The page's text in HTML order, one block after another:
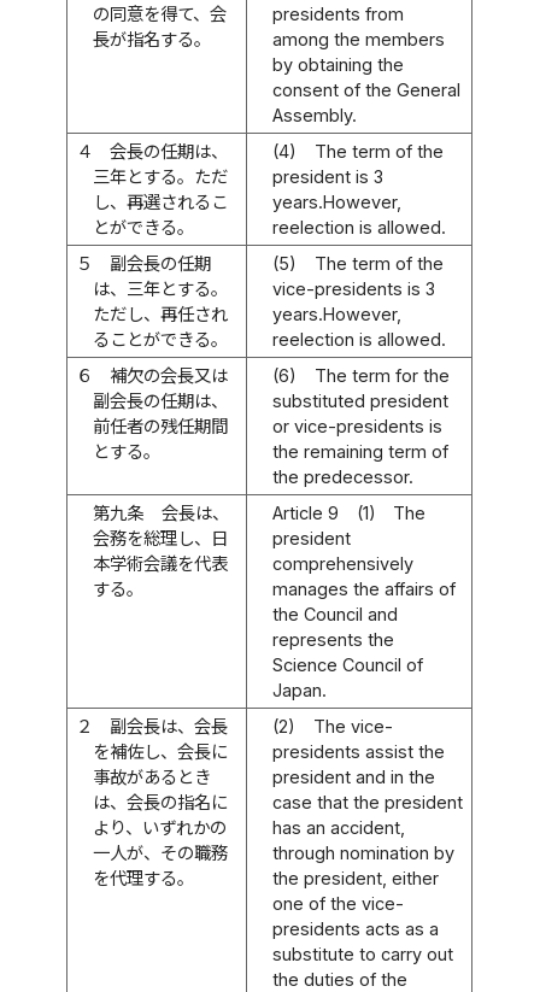
の同意を得て、会
長が指名する。
presidents from
among the members
by obtaining the
consent of the General
Assembly.
４
会長の任期は、
三年とする。ただ
し、再選されるこ
とができる。
(4)
The term of the
president is 3
years.However,
reelection is allowed.
５
副会長の任期
は、三年とする。
ただし、再任され
ることができる。
(5)
The term of the
vice-presidents is 3
years.However,
reelection is allowed.
６
補欠の会長又は
副会長の任期は、
前任者の残任期間
とする。
(6)
The term for the
substituted president
or vice-presidents is
the remaining term of
the predecessor.
第九条
会長は、
会務を総理し、日
本学術会議を代表
する。
Article 9 (1)
The
president
comprehensively
manages the affairs of
the Council and
represents the
Science Council of
Japan.
２
副会長は、会長
を補佐し、会長に
事故があるとき
は、会長の指名に
より、いずれかの
一人が、その職務
を代理する。
(2)
The vice-
presidents assist the
president and in the
case that the president
has an accident,
through nomination by
the president, either
one of the vice-
presidents acts as a
substitute to carry out
the duties of the